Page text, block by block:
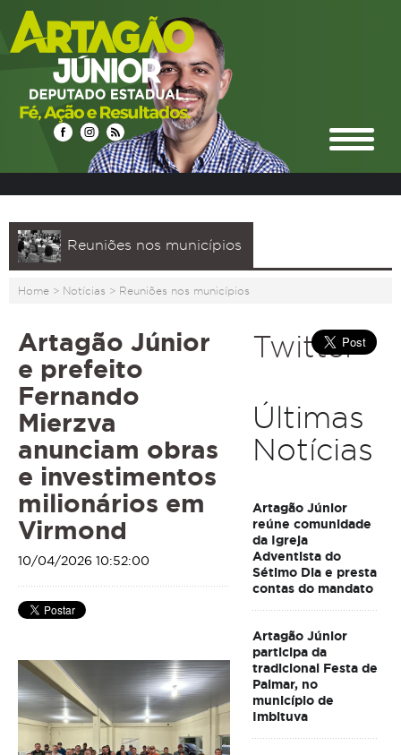
Reuniões nos municípios
Home > Notícias > Reuniões nos municípios
Artagão Júnior
e prefeito
Fernando
Mierzva
anunciam obras
e investimentos
milionários em
Virmond
10/04/2026 10:52:00
Twitter
Últimas
Notícias
Artagão Júnior
reúne comunidade
da Igreja
Adventista do
Sétimo Dia e presta
contas do mandato
Artagão Júnior
participa da
tradicional Festa de
Palmar, no
município de
Imbituva